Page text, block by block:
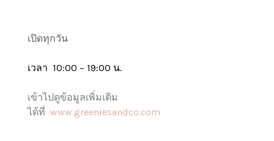
เปิดทุกวัน
เวลา 10:00 – 19:00 น.
เข้าไปดูข้อมูลเพิ่มเติม
ได้ที่www.greeniesandco.com